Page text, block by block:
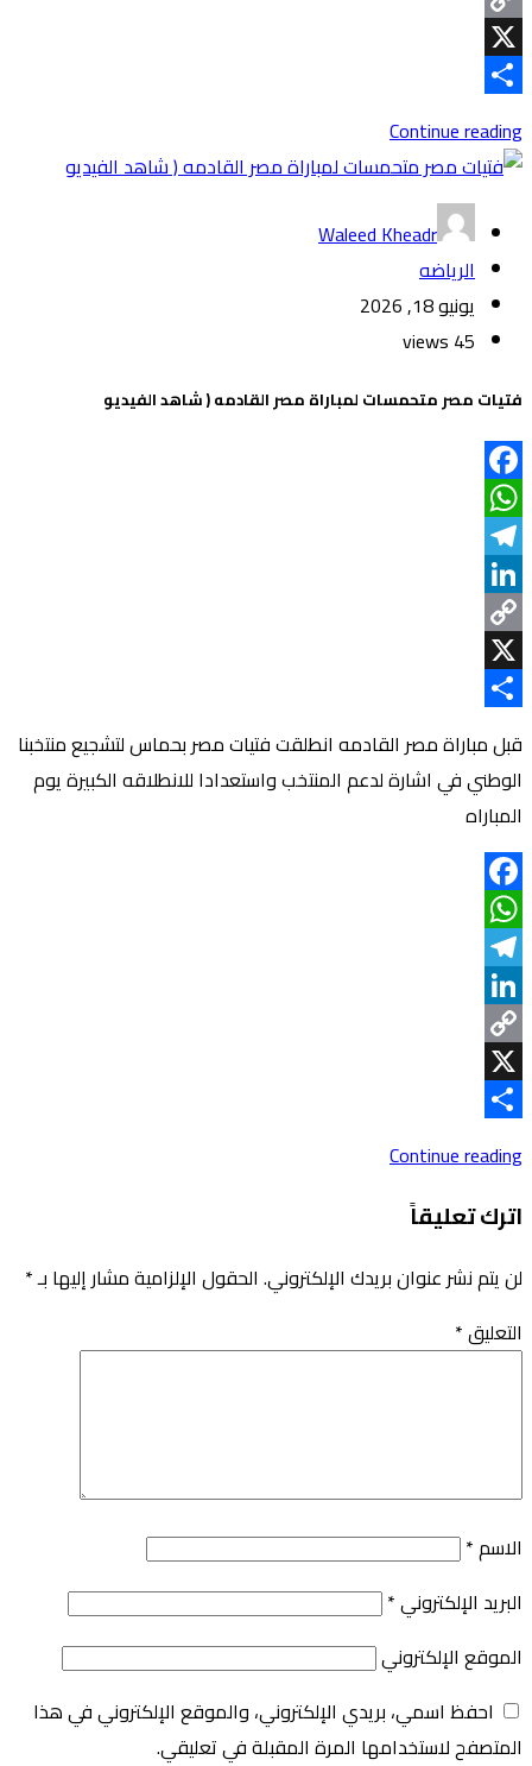
Copy
LinkX
Continue reading
Waleed Kheadr
الرياضه
يونيو 18, 2026
45 views
فتيات مصر متحمسات لمباراة مصر القادمه ( شاهد الفيديو
Facebook
WhatsApp
Telegram
LinkedIn
Copy
LinkX
قبل مباراة مصر القادمه انطلقت فتيات مصر بحماس لتشجيع منتخبنا
الوطني في اشارة لدعم المنتخب واستعدادا للانطلاقه الكبيرة يوم
المباراه
Facebook
WhatsApp
Telegram
LinkedIn
Copy
LinkX
Continue reading
اترك تعليقاً
لن يتم نشر عنوان بريدك الإلكتروني. الحقول الإلزامية مشار إليها بـ*
التعليق*
الاسم*
البريد الإلكتروني*
الموقع الإلكتروني
احفظ اسمي، بريدي الإلكتروني، والموقع الإلكتروني في هذا
المتصفح لاستخدامها المرة المقبلة في تعليقي.